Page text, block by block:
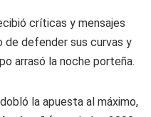
críticas y mensajes
de defender sus curvas y
arrasó la noche porteña.
la apuesta al máximo,